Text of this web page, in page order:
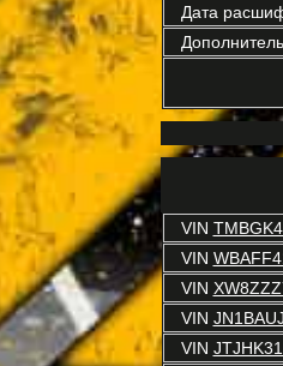
Дата
VIN
VIN
VIN
VIN
VIN